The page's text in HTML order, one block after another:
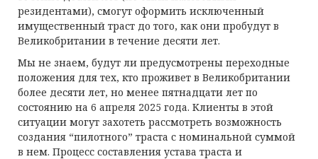
резидентами), смогут оформить исключенный
имущественный траст до того, как они пробудут в
Великобритании в течение десяти лет.
Мы не знаем, будут ли предусмотрены переходные
положения для тех, кто проживет в Великобритании
более десяти лет, но менее пятнадцати лет по
состоянию на 6 апреля 2025 года. Клиенты в этой
ситуации могут захотеть рассмотреть возможность
создания “пилотного” траста с номинальной суммой
в нем. Процесс составления устава траста и